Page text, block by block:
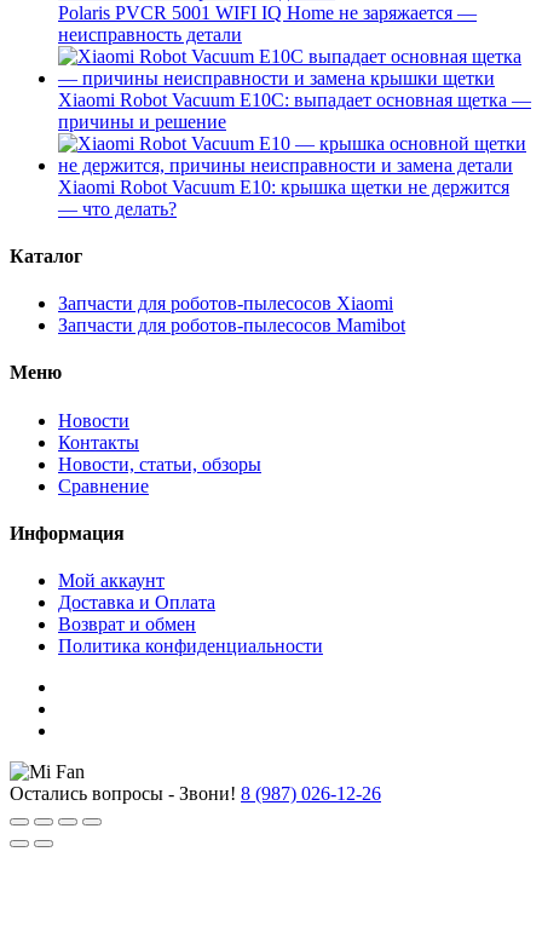
Polaris PVCR 5001 WIFI IQ Home не заряжается —
неисправность детали
Xiaomi Robot Vacuum E10C: выпадает основная щетка —
причины и решение
Xiaomi Robot Vacuum E10: крышка щетки не держится
— что делать?
Каталог
Запчасти для роботов-пылесосов Xiaomi
Запчасти для роботов-пылесосов Mamibot
Меню
Новости
Контакты
Новости, статьи, обзоры
Сравнение
Информация
Мой аккаунт
Доставка и Оплата
Возврат и обмен
Политика конфиденциальности
Остались вопросы - Звони! 8 (987) 026-12-26